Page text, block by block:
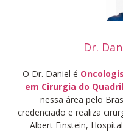
Dr.
O Dr. Daniel é
em Cirurgia do Quadril
nessa área pelo
credenciado e realiza
Albert Einstein,